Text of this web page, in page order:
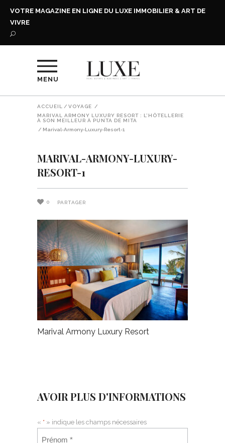
VOTRE MAGAZINE EN LIGNE DU LUXE IMMOBILIER & ART DE
VIVRE
MENU
ACCUEIL / VOYAGE
/
MARIVAL ARMONY LUXURY RESORT : L’HÔTELLERIE
À SON MEILLEUR À PUNTA DE MITA
/ Marival-Armony-Luxury-Resort-1
MARIVAL-ARMONY-LUXURY-
RESORT-1
0 PARTAGER
Marival Armony Luxury Resort
AVOIR PLUS D'INFORMATIONS
« * » indique les champs nécessaires